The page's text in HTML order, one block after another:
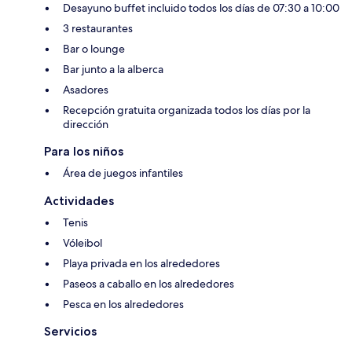
Desayuno buffet incluido todos los días de 07:30 a 10:00
3 restaurantes
Bar o lounge
Bar junto a la alberca
Asadores
Recepción gratuita organizada todos los días por la
dirección
Para los niños
Área de juegos infantiles
Actividades
Tenis
Vóleibol
Playa privada en los alrededores
Paseos a caballo en los alrededores
Pesca en los alrededores
Servicios